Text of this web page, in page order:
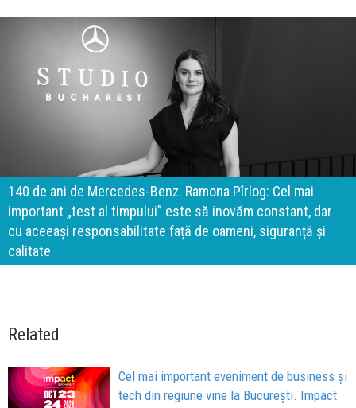
140 de ani de Mercedes-Benz. Ramona Pîrlog: Cel mai
important „test al timpului” este să inovăm constant, dar
cu aceeași responsabilitate față de oameni, siguranță și
calitate
Related
Cel mai important eveniment de business și
tech din regiune vine la București. Impact